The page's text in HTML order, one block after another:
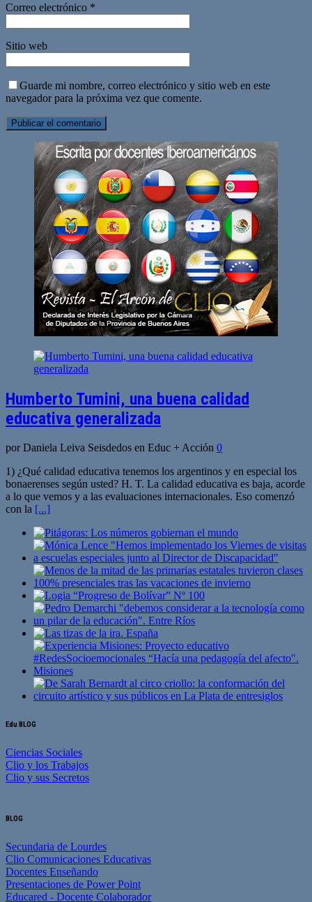
Correo electrónico *
Sitio web
Guarde mi nombre, correo electrónico y sitio web en este
navegador para la próxima vez que comente.
Humberto Tumini, una buena calidad
educativa generalizada
por Daniela Leiva Seisdedos en Educ + Acción 0
1) ¿Qué calidad educativa tenemos los argentinos y en especial los
bonaerenses según usted? H. T. La calidad educativa es baja, acorde
a lo que vemos y a las evaluaciones internacionales. Eso comenzó
con la [...]
Edu BLOG
Ciencias Sociales
Clio y los Trabajos
Clio y sus Secretos
BLOG
Secundaria de Lourdes
Clio Comunicaciones Educativas
Docentes Enseñando
Presentaciones de Power Point
Educared - Docente Colaborador